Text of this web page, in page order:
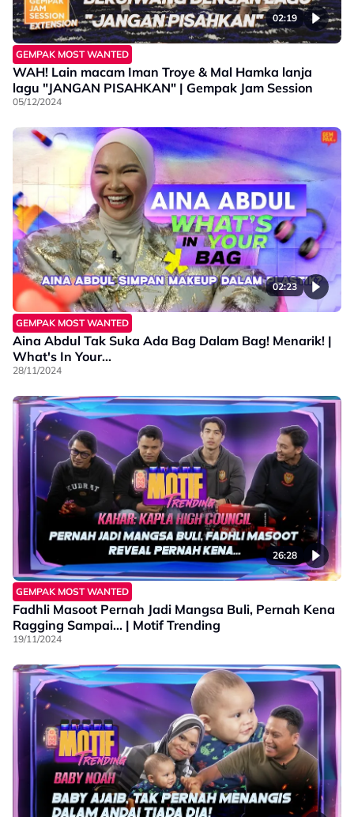
02:19
GEMPAK MOST WANTED
WAH! Lain macam Iman Troye & Mal Hamka lanja
lagu "JANGAN PISAHKAN" | Gempak Jam Session
05/12/2024
02:23
GEMPAK MOST WANTED
Aina Abdul Tak Suka Ada Bag Dalam Bag! Menarik! |
What's In Your...
28/11/2024
26:28
GEMPAK MOST WANTED
Fadhli Masoot Pernah Jadi Mangsa Buli, Pernah Kena
Ragging Sampai... | Motif Trending
19/11/2024